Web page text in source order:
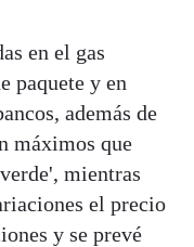
en el gas
paquete y en
además de
máximos que
mientras
el precio
y se prevé